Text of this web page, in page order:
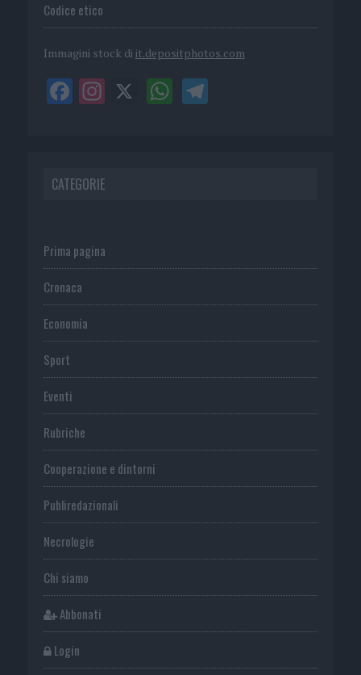
Codice etico
Immagini stock di it.depositphotos.com
CATEGORIE
Prima pagina
Cronaca
Economia
Sport
Eventi
Rubriche
Cooperazione e dintorni
Publiredazionali
Necrologie
Chi siamo
Abbonati
Login